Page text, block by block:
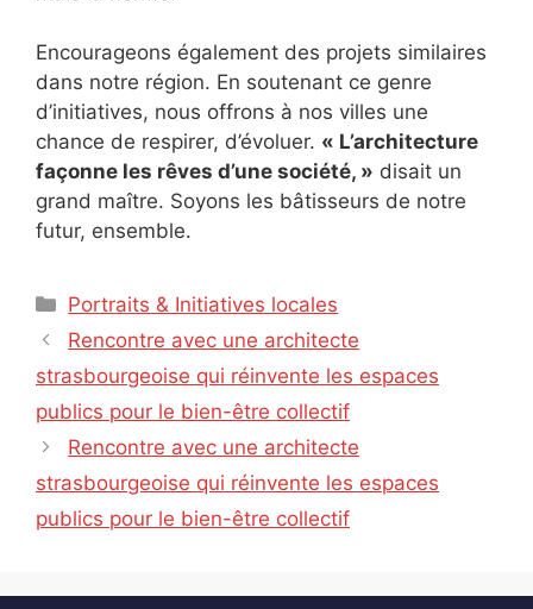
Encourageons également des projets similaires
dans notre région. En soutenant ce genre
d’initiatives, nous offrons à nos villes une
chance de respirer, d’évoluer. « L’architecture
façonne les rêves d’une société, » disait un
grand maître. Soyons les bâtisseurs de notre
futur, ensemble.
Catégories
Portraits & Initiatives locales
Rencontre avec une architecte
strasbourgeoise qui réinvente les espaces
publics pour le bien-être collectif
Rencontre avec une architecte
strasbourgeoise qui réinvente les espaces
publics pour le bien-être collectif